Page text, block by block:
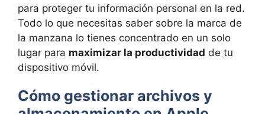
para proteger tu información personal en la red.
Todo lo que necesitas saber sobre la marca de
la manzana lo tienes concentrado en un solo
lugar para maximizar la productividad de tu
dispositivo móvil.
Cómo gestionar archivos y